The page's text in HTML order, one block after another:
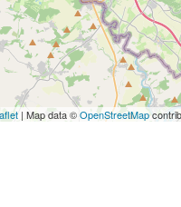
| Map data ©OpenStreetMap